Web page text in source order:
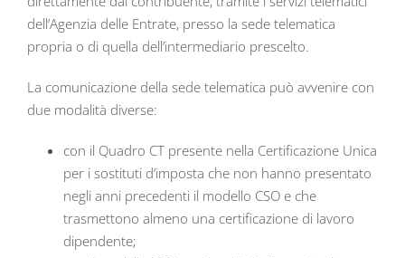
dell’Agenzia delle Entrate, presso la sede telematica
propria o di quella dell’intermediario prescelto.
La comunicazione della sede telematica può avvenire con
due modalità diverse:
con il Quadro CT presente nella Certificazione Unica
per i sostituti d’imposta che non hanno presentato
negli anni precedenti il modello CSO e che
trasmettono almeno una certificazione di lavoro
dipendente;